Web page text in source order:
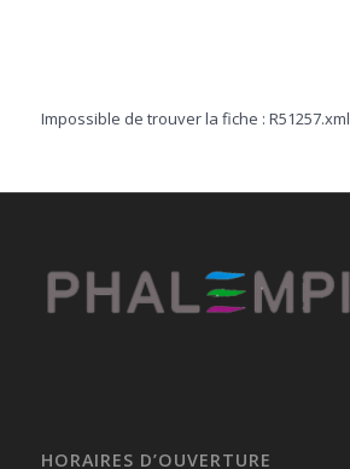
Impossible de trouver la fiche : R51257.xml
HORAIRES D’OUVERTURE